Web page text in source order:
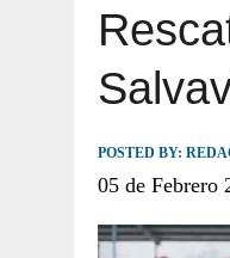
JULIO 30, 2026
POSTED BY:
05 de Febrero